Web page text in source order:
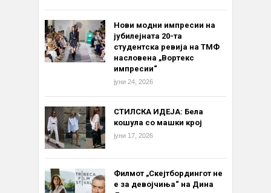
Нови модни импресии на
јубилејната 20-та
студентска ревија на ТМФ
насловена „Вортекс
импресии“
јуни 24, 2026
СТИЛСКА ИДЕЈА: Бела
кошула со машки крој
јуни 17, 2026
Филмот „Скејтбордингот не
е за девојчиња“ на Дина